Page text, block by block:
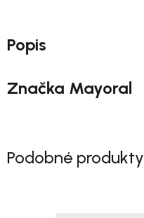
Popis
Značka Mayoral
Podobné produkty